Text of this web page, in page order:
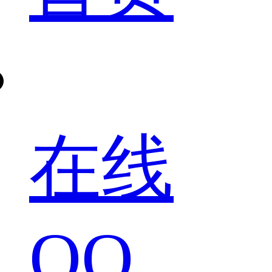
在线